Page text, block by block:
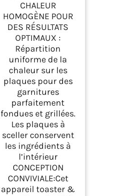
CHALEUR
HOMOGÈNE POUR
DES RÉSULTATS
OPTIMAUX :
Répartition
uniforme de la
chaleur sur les
plaques pour des
garnitures
parfaitement
fondues et grillées.
Les plaques à
sceller conservent
les ingrédients à
l’intérieur
CONCEPTION
CONVIVIALE:Cet
appareil toaster &